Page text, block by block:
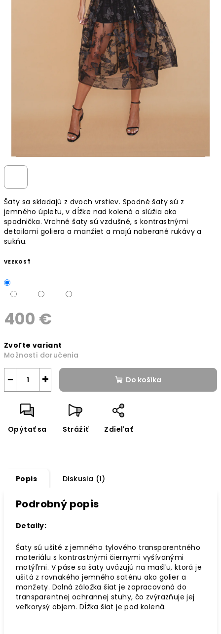
Šaty sa skladajú z dvoch vrstiev. Spodné šaty sú z
jemného úpletu, v dĺžke nad kolená a slúžia ako
spodnička. Vrchné šaty sú vzdušné, s kontrastnými
detailami goliera a manžiet a majú naberané rukávy a
sukňu.
VEĽKOSŤ
400 €
cena:
Zvoľte variant
Možnosti doručenia
+
− Do košíka
Opýtať sa Strážiť Zdieľať
Popis Diskusia (1)
Podrobný popis
Detaily:
Šaty sú ušité z jemného tylového transparentného
materiálus kontrastnými čiernymi vyšívanými
motýľmi. V páse sa šaty uväzujú na mašľu, ktorá je
ušitá z rovnakého jemného saténu ako golier a
manžety. Dolná záložka šiat je zapracovaná do
transparentnej ochrannej stuhy, čo zvýrazňuje jej
veľkorysý objem. Dĺžka šiat je pod kolená.